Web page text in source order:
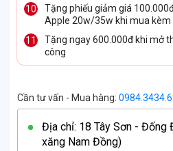
Tặng phiếu giảm giá
Apple 20w/35w khi mua kèm
Tặng ngay 600.000đ khi mở
công
Cần tư vấn - Mua hàng:
Địa chỉ: 18 Tây Sơn - Đống
xăng Nam Đồng)